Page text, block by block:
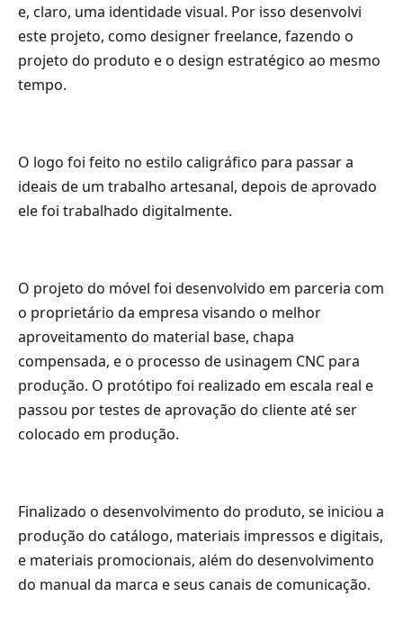
e, claro, uma identidade visual. Por isso desenvolvi
este projeto, como designer freelance, fazendo o
projeto do produto e o design estratégico ao mesmo
tempo.
O logo foi feito no estilo caligráfico para passar a
ideais de um trabalho artesanal, depois de aprovado
ele foi trabalhado digitalmente.
O projeto do móvel foi desenvolvido em parceria com
o proprietário da empresa visando o melhor
aproveitamento do material base, chapa
compensada, e o processo de usinagem CNC para
produção. O protótipo foi realizado em escala real e
passou por testes de aprovação do cliente até ser
colocado em produção.
Finalizado o desenvolvimento do produto, se iniciou a
produção do catálogo, materiais impressos e digitais,
e materiais promocionais, além do desenvolvimento
do manual da marca e seus canais de comunicação.